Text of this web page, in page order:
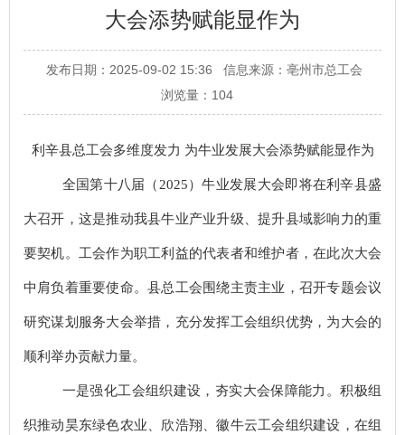
大会添势赋能显作为
发布日期：2025-09-02 15:36
信息来源：亳州市总工会
浏览量： 104
利辛县总工会多维度发力 为牛业发展大会添势赋能显作为
全国第十八届（ 2025）牛业发展大会即将在利辛县盛
大召开，这是推动我县牛业产业升级、提升县域影响力的重
要契机。工会作为职工利益的代表者和维护者，在此次大会
中肩负着重要使命。县总工会围绕主责主业， 召开专题会议
研究谋划服务大会举措 ， 充分发挥工会组织优势，为大会的
顺利举办贡献力量。
一是强化工会组织建设，夯实大会保障能力。积极组
织推动昊东绿色农业、欣浩翔、徽牛云工会组织建设，在组